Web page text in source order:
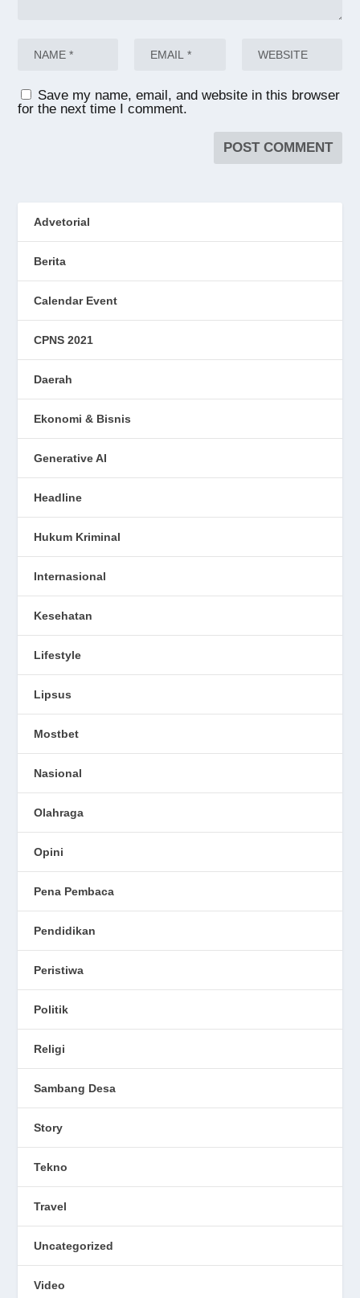
Save my name, email, and website in this browser
for the next time I comment.
Advetorial
Berita
Calendar Event
CPNS 2021
Daerah
Ekonomi & Bisnis
Generative AI
Headline
Hukum Kriminal
Internasional
Kesehatan
Lifestyle
Lipsus
Mostbet
Nasional
Olahraga
Opini
Pena Pembaca
Pendidikan
Peristiwa
Politik
Religi
Sambang Desa
Story
Tekno
Travel
Uncategorized
Video